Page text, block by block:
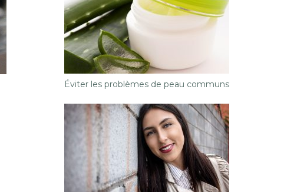
Éviter les problèmes de peau communs